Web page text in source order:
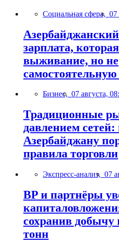
Социальная сфера, 07
зарплата,
выживание, но не
Бизнес, 07 августа,
Традиционные
давлением сетей:
Азербайджану
правила торговли
Экспресс-анализ, 07
BP и партнёры
сохранив добычу
тонн